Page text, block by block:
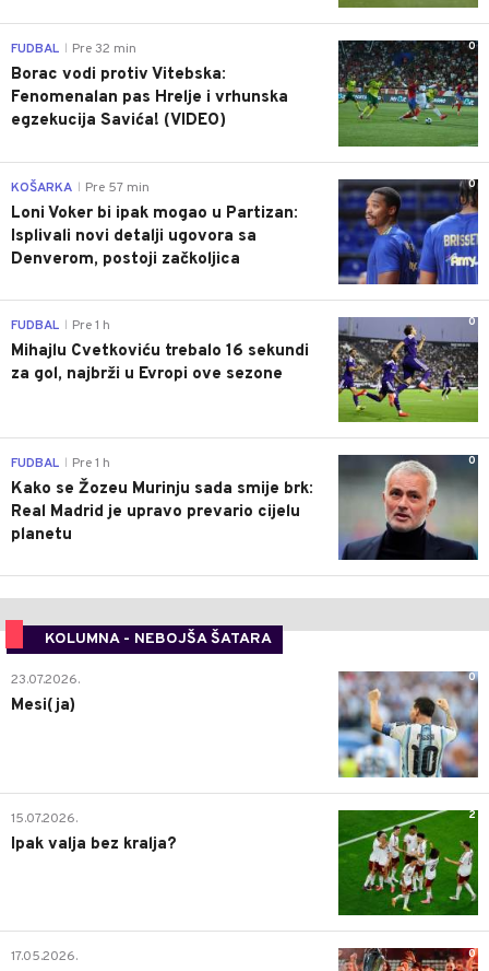
0
FUDBAL Pre 32 min
Borac vodi protiv Vitebska:
Fenomenalan pas Hrelje i vrhunska
egzekucija Savića! (VIDEO)
0
KOŠARKA Pre 57 min
Loni Voker bi ipak mogao u Partizan:
Isplivali novi detalji ugovora sa
Denverom, postoji začkoljica
0
FUDBAL Pre 1 h
Mihajlu Cvetkoviću trebalo 16 sekundi
za gol, najbrži u Evropi ove sezone
0
FUDBAL Pre 1 h
Kako se Žozeu Murinju sada smije brk:
Real Madrid je upravo prevario cijelu
planetu
KOLUMNA - NEBOJŠA ŠATARA
0
23.07.2026.
Mesi(ja)
2
15.07.2026.
Ipak valja bez kralja?
0
17.05.2026.